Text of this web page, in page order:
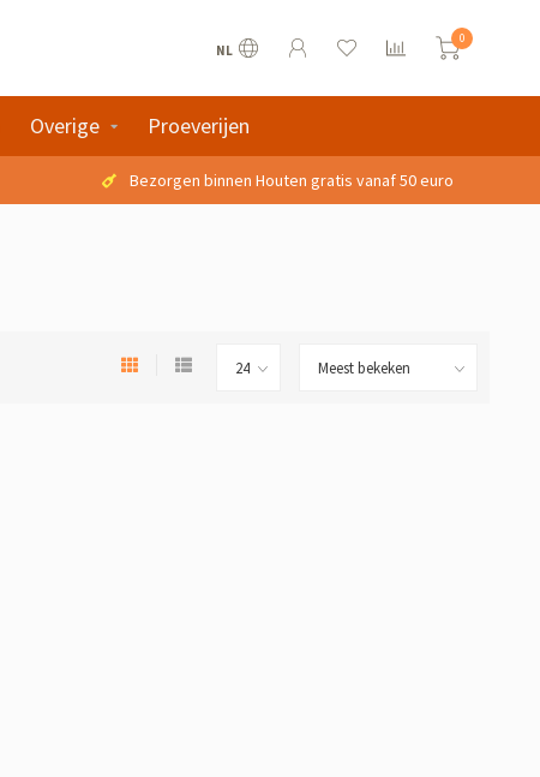
NL
0
Overige Proeverijen
Bezorgen binnen Houten gratis vanaf 50 euro